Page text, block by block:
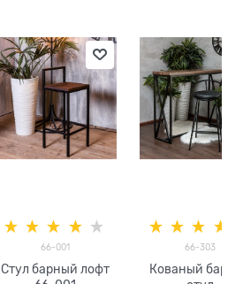
66-001
Стул барный лофт
66-303
Кованый